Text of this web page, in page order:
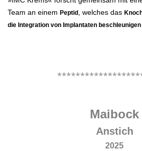
Team an einem Peptid , welches das
die Integration von Implantaten beschleunigen
Maibock
Anstich
2025